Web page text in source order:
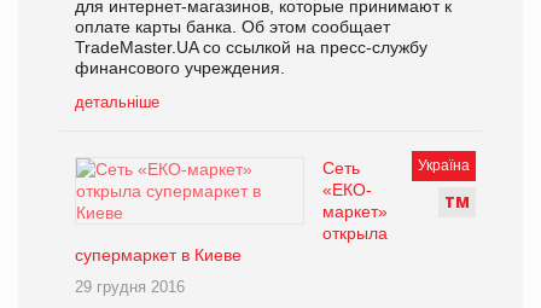
для интернет-магазинов, которые принимают к
оплате карты банка. Об этом сообщает
TradeMaster.UA со ссылкой на пресс-службу
финансового учреждения.
детальніше
Україна
ТМ
Сеть
«ЕКО-
маркет»
открыла
супермаркет в Киеве
29 грудня 2016